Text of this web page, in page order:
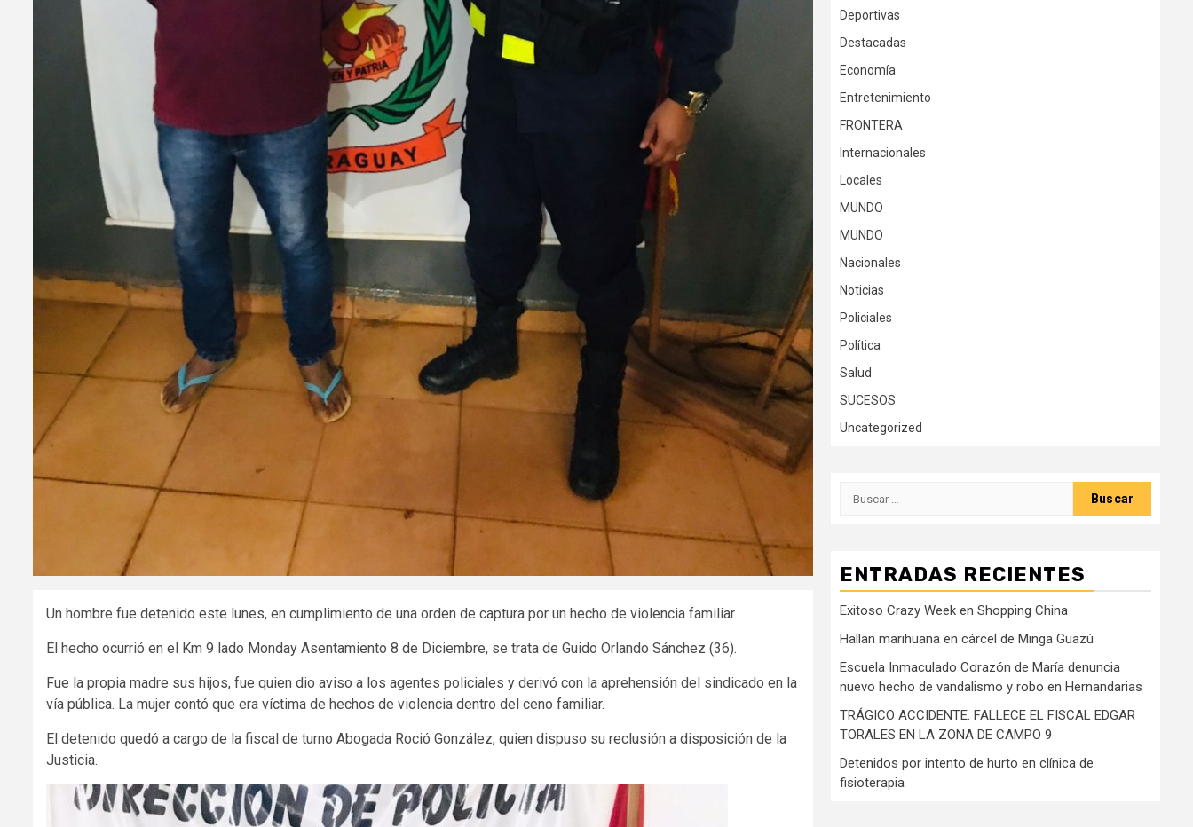
Un hombre fue detenido este lunes, en cumplimiento de una orden de captura por un hecho de violencia familiar.
El hecho ocurrió en el Km 9 lado Monday Asentamiento 8 de Diciembre, se trata de Guido Orlando Sánchez (36).
Fue la propia madre sus hijos, fue quien dio aviso a los agentes policiales y derivó con la aprehensión del sindicado en la
vía pública. La mujer contó que era víctima de hechos de violencia dentro del ceno familiar.
El detenido quedó a cargo de la fiscal de turno Abogada Roció González, quien dispuso su reclusión a disposición de la
Justicia.
Deportivas
Destacadas
Economía
Entretenimiento
FRONTERA
Internacionales
Locales
MUNDO
MUNDO
Nacionales
Noticias
Policiales
Política
Salud
SUCESOS
Uncategorized
Buscar:
ENTRADAS RECIENTES
Exitoso Crazy Week en Shopping China
Hallan marihuana en cárcel de Minga Guazú
Escuela Inmaculado Corazón de María denuncia
nuevo hecho de vandalismo y robo en Hernandarias
TRÁGICO ACCIDENTE: FALLECE EL FISCAL EDGAR
TORALES EN LA ZONA DE CAMPO 9
Detenidos por intento de hurto en clínica de
fisioterapia